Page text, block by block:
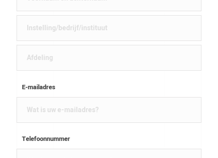
E-mailadres
Telefoonnummer